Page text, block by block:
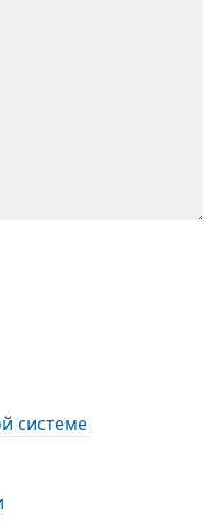
системе